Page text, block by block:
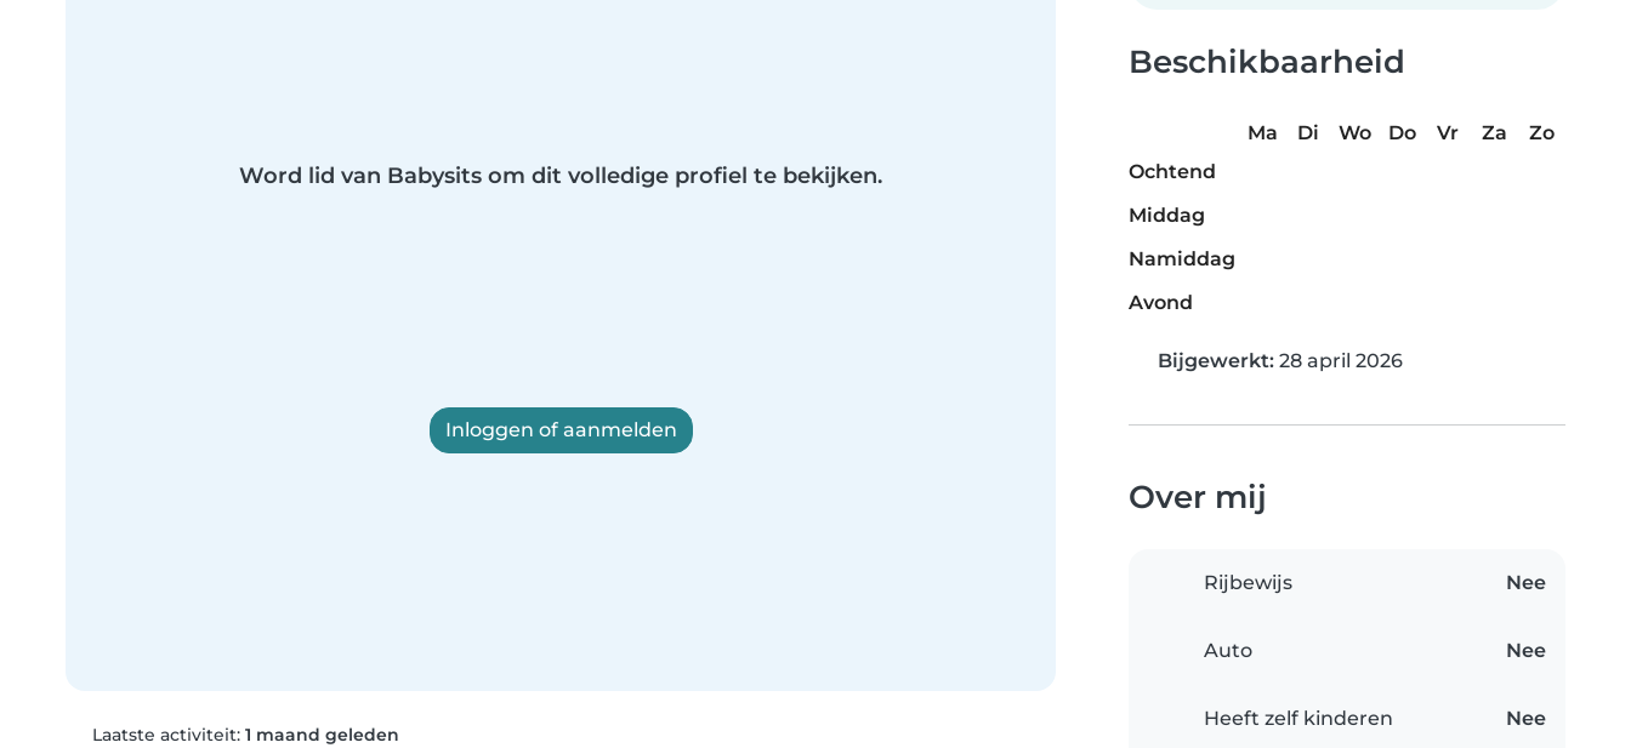
Word lid van Babysits om dit volledige profiel te bekijken.
Inloggen of aanmelden
Laatste activiteit: 1 maand geleden
Beschikbaarheid
Ma Di Wo Do Vr Za
Zo
Ochtend
Middag
Namiddag
Avond
Bijgewerkt: 28 april 2026
Over mij
Rijbewijs Nee
Auto Nee
Heeft zelf kinderen Nee